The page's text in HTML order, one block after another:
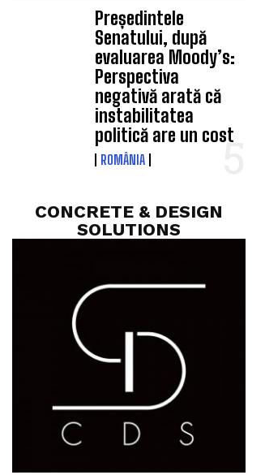
Președintele
Senatului, după
evaluarea Moody’s:
Perspectiva
negativă arată că
instabilitatea
politică are un cost
ROMÂNIA
CONCRETE & DESIGN
SOLUTIONS